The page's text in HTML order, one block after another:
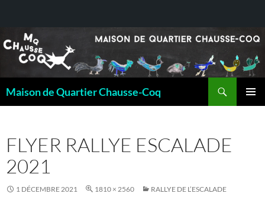
Maison de Quartier Chausse-Coq
FLYER RALLYE ESCALADE
2021
1 DÉCEMBRE 2021 1810 × 2560 RALLYE DE L’ESCALADE